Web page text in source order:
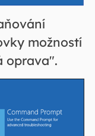
možností
oprava".